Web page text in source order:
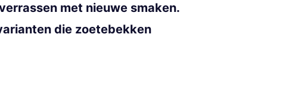
met nieuwe smaken.
die zoetebekken